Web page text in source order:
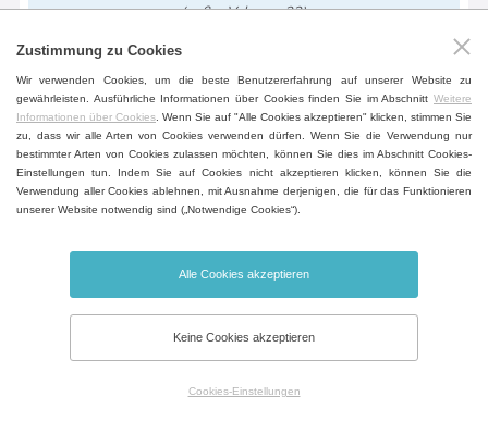
(außer Volumen 22)
Erhöhte Rehaltragfähigkeit
Spezielle ausgesteifte Blechfächer.
(außer Volumen 22)
Erhöhte Kammerboden-Tragfähigkeit
Aussteifung des Kammerbodens zur
Kammerseitenwände.
Zustimmung zu Cookies
Wir verwenden Cookies, um die beste Benutzererfahrung auf unserer Website zu
gewährleisten. Ausführliche Informationen über Cookies finden Sie im Abschnitt Weitere
Informationen über Cookies . Wenn Sie auf "Alle Cookies akzeptieren" klicken, stimmen Sie
zu, dass wir alle Arten von Cookies verwenden dürfen. Wenn Sie die Verwendung nur
bestimmter Arten von Cookies zulassen möchten, können Sie dies im Abschnitt Cookies-
Einstellungen tun. Indem Sie auf Cookies nicht akzeptieren klicken, können Sie die
Verwendung aller Cookies ablehnen, mit Ausnahme derjenigen, die für das Funktionieren
unserer Website notwendig sind („Notwendige Cookies“).
Alle Cookies akzeptieren
Keine Cookies akzeptieren
Cookies-Einstellungen